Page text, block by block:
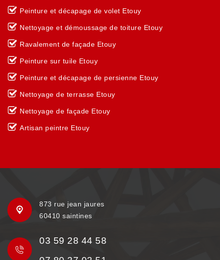
Peinture et décapage de volet Etouy
Nettoyage et démoussage de toiture Etouy
Ravalement de façade Etouy
Peinture sur tuile Etouy
Peinture et décapage de persienne Etouy
Nettoyage de terrasse Etouy
Nettoyage de façade Etouy
Artisan peintre Etouy
873 rue jean jaures
60410 saintines
03 59 28 44 58